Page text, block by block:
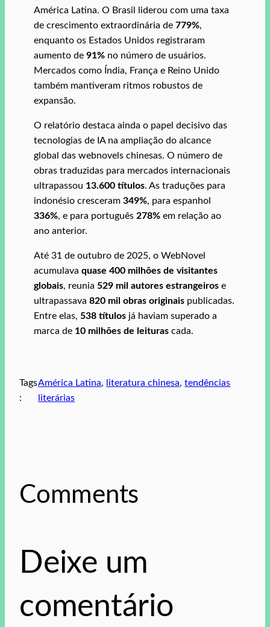
América Latina. O Brasil liderou com uma taxa
de crescimento extraordinária de 779%,
enquanto os Estados Unidos registraram
aumento de 91% no número de usuários.
Mercados como Índia, França e Reino Unido
também mantiveram ritmos robustos de
expansão.
O relatório destaca ainda o papel decisivo das
tecnologias de IA na ampliação do alcance
global das webnovels chinesas. O número de
obras traduzidas para mercados internacionais
ultrapassou 13.600 títulos. As traduções para
indonésio cresceram 349%, para espanhol
336%, e para português 278% em relação ao
ano anterior.
Até 31 de outubro de 2025, o WebNovel
acumulava quase 400 milhões de visitantes
globais, reunia 529 mil autores estrangeiros e
ultrapassava 820 mil obras originais publicadas.
Entre elas, 538 títulos já haviam superado a
marca de 10 milhões de leituras cada.
Tags
:
América Latina, literatura chinesa, tendências
literárias
Comments
Deixe um
comentário